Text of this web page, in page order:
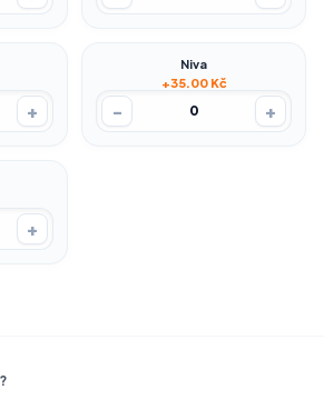
+
Niva
+35.00 Kč
- 0 +
+